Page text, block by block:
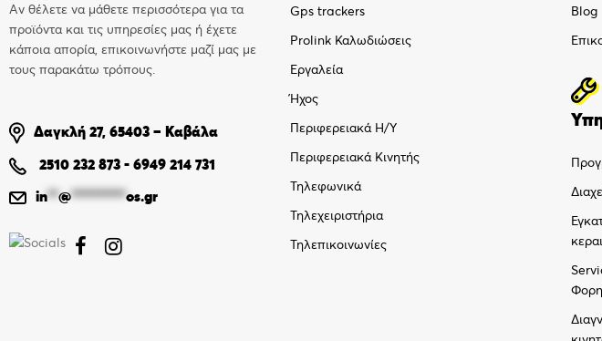
Αν θέλετε να μάθετε περισσότερα για τα
προϊόντα και τις υπηρεσίες μας ή έχετε
κάποια απορία, επικοινωνήστε μαζί μας με
τους παρακάτω τρόπους.
Δαγκλή 27, 65403 – Καβάλα
2510 232 873 - 6949 214 731
in**@**********os.gr
 
Gps trackers
Prolink Καλωδιώσεις
Εργαλεία
Ήχος
Περιφερειακά Η/Υ
Περιφερειακά Κινητής
Τηλεφωνικά
Τηλεχειριστήρια
Τηλεπικοινωνίες
Blog